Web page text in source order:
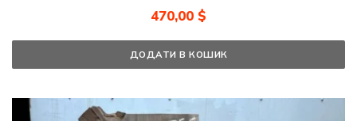
470,00 $
ДОДАТИ В КОШИК